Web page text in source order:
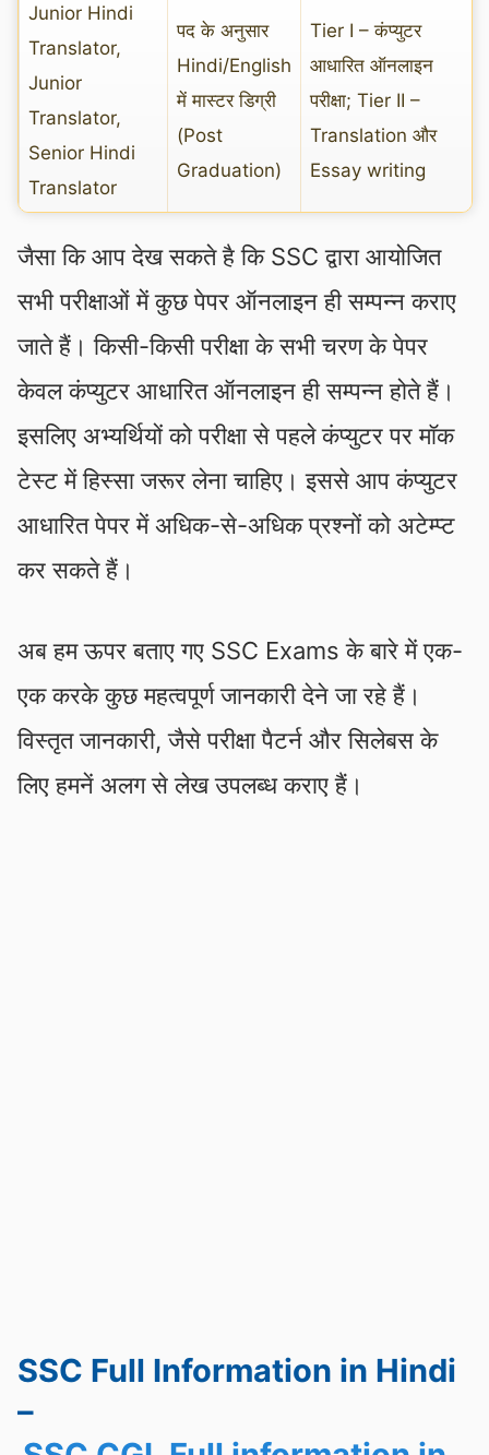
Junior Hindi
Translator,
Junior
Translator,
Senior Hindi
Translator
पद के अनुसार
Hindi/English
में मास्टर डिग्री
(Post
Graduation)
Tier I – कंप्युटर
आधारित ऑनलाइन
परीक्षा; Tier II –
Translation और
Essay writing
जैसा कि आप देख सकते है कि SSC द्वारा आयोजित
सभी परीक्षाओं में कुछ पेपर ऑनलाइन ही सम्पन्न कराए
जाते हैं। किसी-किसी परीक्षा के सभी चरण के पेपर
केवल कंप्युटर आधारित ऑनलाइन ही सम्पन्न होते हैं।
इसलिए अभ्यर्थियों को परीक्षा से पहले कंप्युटर पर मॉक
टेस्ट में हिस्सा जरूर लेना चाहिए। इससे आप कंप्युटर
आधारित पेपर में अधिक-से-अधिक प्रश्नों को अटेम्प्ट
कर सकते हैं।
अब हम ऊपर बताए गए SSC Exams के बारे में एक-
एक करके कुछ महत्वपूर्ण जानकारी देने जा रहे हैं।
विस्तृत जानकारी, जैसे परीक्षा पैटर्न और सिलेबस के
लिए हमनें अलग से लेख उपलब्ध कराए हैं।
SSC Full Information in Hindi
–